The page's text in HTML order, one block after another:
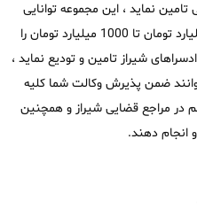
نماید ، این مجموعه توانایی
آنرا داشته که سند های ملکی از 1 میلیارد تومان تا 1000 میلیارد تومان را
شیراز تامین و تودیع نماید ،
ضمن پذیرش وکالت شما کلیه
در مراجع قضایی شیراز و همچنین
انجام دهند.